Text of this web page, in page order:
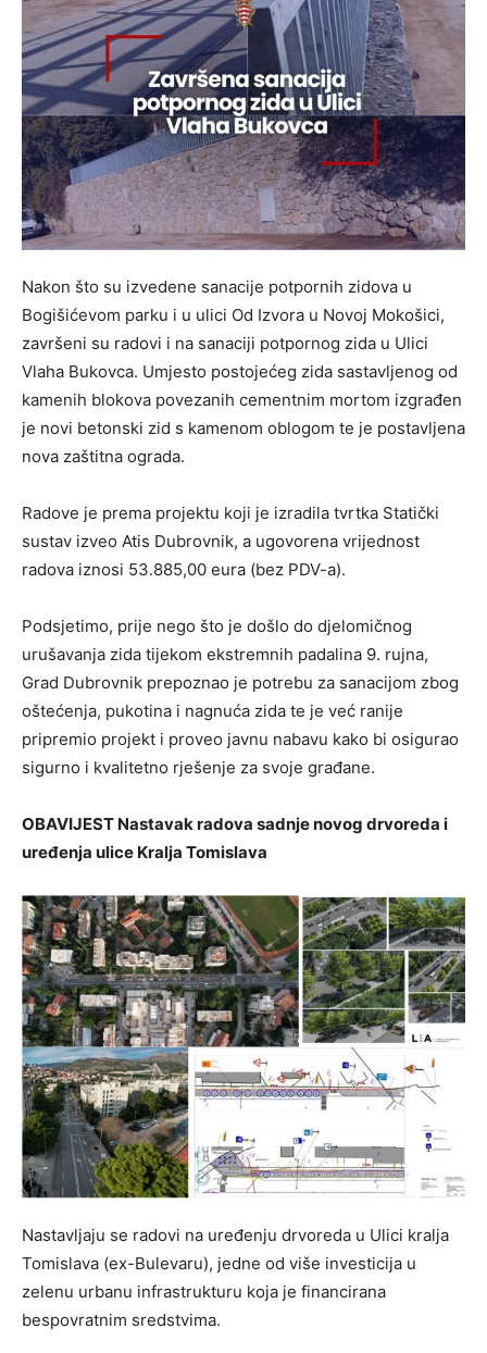
Nakon što su izvedene sanacije potpornih zidova u
Bogišićevom parku i u ulici Od Izvora u Novoj Mokošici,
završeni su radovi i na sanaciji potpornog zida u Ulici
Vlaha Bukovca. Umjesto postojećeg zida sastavljenog od
kamenih blokova povezanih cementnim mortom izgrađen
je novi betonski zid s kamenom oblogom te je postavljena
nova zaštitna ograda.
Radove je prema projektu koji je izradila tvrtka Statički
sustav izveo Atis Dubrovnik, a ugovorena vrijednost
radova iznosi 53.885,00 eura (bez PDV-a).
Podsjetimo, prije nego što je došlo do djelomičnog
urušavanja zida tijekom ekstremnih padalina 9. rujna,
Grad Dubrovnik prepoznao je potrebu za sanacijom zbog
oštećenja, pukotina i nagnuća zida te je već ranije
pripremio projekt i proveo javnu nabavu kako bi osigurao
sigurno i kvalitetno rješenje za svoje građane.
OBAVIJEST Nastavak radova sadnje novog drvoreda i
uređenja ulice Kralja Tomislava
Nastavljaju se radovi na uređenju drvoreda u Ulici kralja
Tomislava (ex-Bulevaru), jedne od više investicija u
zelenu urbanu infrastrukturu koja je financirana
bespovratnim sredstvima.